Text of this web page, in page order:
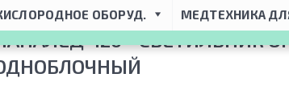
ОБОРУД. МЕДТЕХНИКА
одноблочный
120 - СВЕТИЛЬНИК